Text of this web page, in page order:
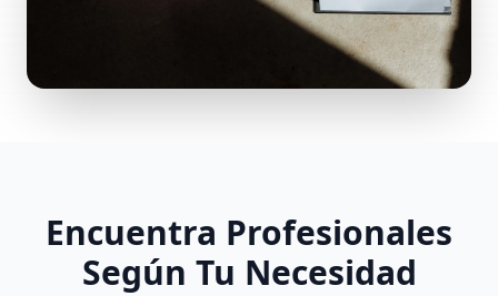
Encuentra Profesionales
Según Tu Necesidad